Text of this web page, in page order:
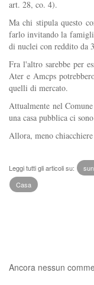
art. 28, co. 4).
Ma chi stipula questo
farlo invitando la
di nuclei con reddito da
Fra l'altro sarebbe per
Ater e Amcps
quelli di mercato.
Attualmente nel
una casa pubblica ci
Allora, meno
Leggi tutti gli articoli su:
Casa
Ancora nessun